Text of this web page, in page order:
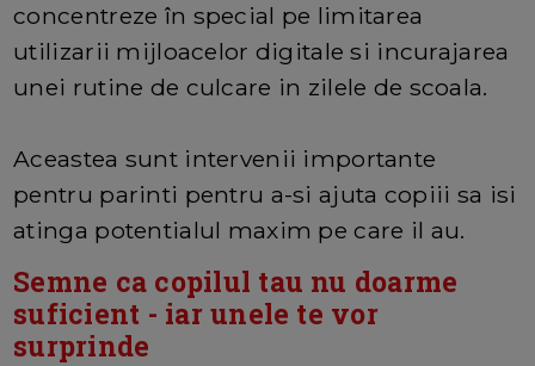
concentreze în special pe limitarea
utilizarii mijloacelor digitale si incurajarea
unei rutine de culcare in zilele de scoala.
Aceastea sunt intervenii importante
pentru parinti pentru a-si ajuta copiii sa isi
atinga potentialul maxim pe care il au.
Semne ca copilul tau nu doarme
suficient - iar unele te vor
surprinde